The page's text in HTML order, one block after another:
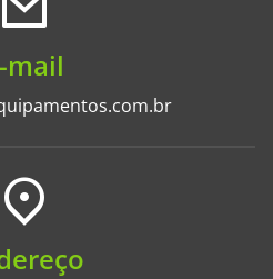
mail